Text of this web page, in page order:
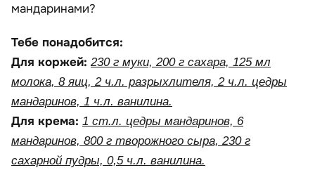
мандаринами?
Тебе понадобится:
Для коржей: 230 г муки, 200 г сахара, 125 мл
молока, 8 яиц, 2 ч.л. разрыхлителя, 2 ч.л. цедры
мандаринов, 1 ч.л. ванилина.
Для крема: 1 ст.л. цедры мандаринов, 6
мандаринов, 800 г творожного сыра, 230 г
сахарной пудры, 0,5 ч.л. ванилина.